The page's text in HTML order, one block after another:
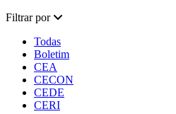
Filtrar por
Todas
Boletim
CEA
CECON
CEDE
CERI